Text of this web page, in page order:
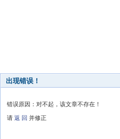
出现错误！
错误原因：对不起，该文章不存在！
请 返 回 并修正